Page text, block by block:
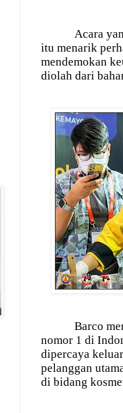
Acara
itu menarik
mendemokan
diolah dari
Barco
nomor 1 di
dipercaya
pelanggan
di bidang